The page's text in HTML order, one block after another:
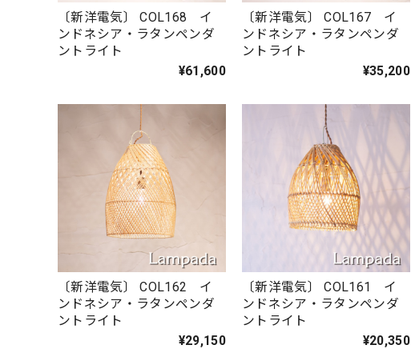
〔新洋電気〕 COL168 イ
ンドネシア・ラタンペンダ
ントライト
¥61,600
〔新洋電気〕 COL167 イ
ンドネシア・ラタンペンダ
ントライト
¥35,200
〔新洋電気〕 COL162 イ
ンドネシア・ラタンペンダ
ントライト
¥29,150
〔新洋電気〕 COL161 イ
ンドネシア・ラタンペンダ
ントライト
¥20,350